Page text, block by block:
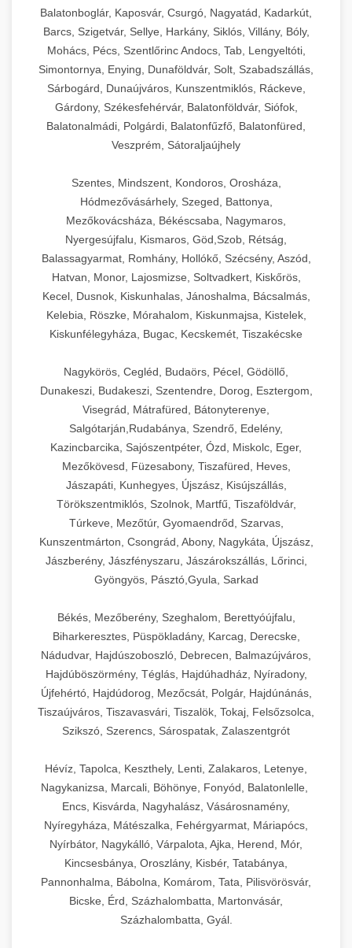
Balatonboglár, Kaposvár, Csurgó, Nagyatád, Kadarkút,
Barcs, Szigetvár, Sellye, Harkány, Siklós, Villány, Bóly,
Mohács, Pécs, Szentlőrinc Andocs, Tab, Lengyeltóti,
Simontornya, Enying, Dunaföldvár, Solt, Szabadszállás,
Sárbogárd, Dunaújváros, Kunszentmiklós, Ráckeve,
Gárdony, Székesfehérvár, Balatonföldvár, Siófok,
Balatonalmádi, Polgárdi, Balatonfűzfő, Balatonfüred,
Veszprém, Sátoraljaújhely
Szentes, Mindszent, Kondoros, Orosháza,
Hódmezővásárhely, Szeged, Battonya,
Mezőkovácsháza, Békéscsaba, Nagymaros,
Nyergesújfalu, Kismaros, Göd,Szob, Rétság,
Balassagyarmat, Romhány, Hollókő, Szécsény, Aszód,
Hatvan, Monor, Lajosmizse, Soltvadkert, Kiskőrös,
Kecel, Dusnok, Kiskunhalas, Jánoshalma, Bácsalmás,
Kelebia, Röszke, Mórahalom, Kiskunmajsa, Kistelek,
Kiskunfélegyháza, Bugac, Kecskemét, Tiszakécske
Nagykörös, Cegléd, Budaörs, Pécel, Gödöllő,
Dunakeszi, Budakeszi, Szentendre, Dorog, Esztergom,
Visegrád, Mátrafüred, Bátonyterenye,
Salgótarján,Rudabánya, Szendrő, Edelény,
Kazincbarcika, Sajószentpéter, Ózd, Miskolc, Eger,
Mezőkövesd, Füzesabony, Tiszafüred, Heves,
Jászapáti, Kunhegyes, Újszász, Kisújszállás,
Törökszentmiklós, Szolnok, Martfű, Tiszaföldvár,
Túrkeve, Mezőtúr, Gyomaendrőd, Szarvas,
Kunszentmárton, Csongrád, Abony, Nagykáta, Újszász,
Jászberény, Jászfényszaru, Jászárokszállás, Lőrinci,
Gyöngyös, Pásztó,Gyula, Sarkad
Békés, Mezőberény, Szeghalom, Berettyóújfalu,
Biharkeresztes, Püspökladány, Karcag, Derecske,
Nádudvar, Hajdúszoboszló, Debrecen, Balmazújváros,
Hajdúböszörmény, Téglás, Hajdúhadház, Nyíradony,
Újfehértó, Hajdúdorog, Mezőcsát, Polgár, Hajdúnánás,
Tiszaújváros, Tiszavasvári, Tiszalök, Tokaj, Felsőzsolca,
Szikszó, Szerencs, Sárospatak, Zalaszentgrót
Hévíz, Tapolca, Keszthely, Lenti, Zalakaros, Letenye,
Nagykanizsa, Marcali, Böhönye, Fonyód, Balatonlelle,
Encs, Kisvárda, Nagyhalász, Vásárosnamény,
Nyíregyháza, Mátészalka, Fehérgyarmat, Máriapócs,
Nyírbátor, Nagykálló, Várpalota, Ajka, Herend, Mór,
Kincsesbánya, Oroszlány, Kisbér, Tatabánya,
Pannonhalma, Bábolna, Komárom, Tata, Pilisvörösvár,
Bicske, Érd, Százhalombatta, Martonvásár,
Százhalombatta, Gyál.